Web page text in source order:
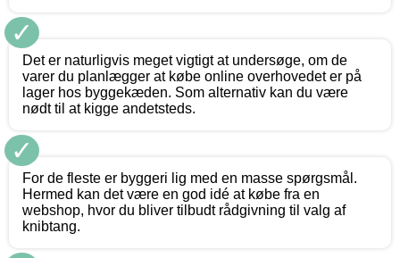
✓
Det er naturligvis meget vigtigt at undersøge, om de
varer du planlægger at købe online overhovedet er på
lager hos byggekæden. Som alternativ kan du være
nødt til at kigge andetsteds.
✓
For de fleste er byggeri lig med en masse spørgsmål.
Hermed kan det være en god idé at købe fra en
webshop, hvor du bliver tilbudt rådgivning til valg af
knibtang.